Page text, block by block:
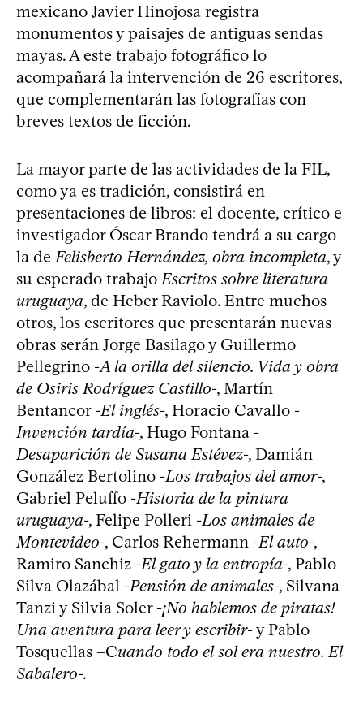
mexicano Javier Hinojosa registra
monumentos y paisajes de antiguas sendas
mayas. A este trabajo fotográfico lo
acompañará la intervención de 26 escritores,
que complementarán las fotografías con
breves textos de ficción.
La mayor parte de las actividades de la FIL,
como ya es tradición, consistirá en
presentaciones de libros: el docente, crítico e
investigador Óscar Brando tendrá a su cargo
la de Felisberto Hernández, obra incompleta, y
su esperado trabajo Escritos sobre literatura
uruguaya, de Heber Raviolo. Entre muchos
otros, los escritores que presentarán nuevas
obras serán Jorge Basilago y Guillermo
Pellegrino -A la orilla del silencio. Vida y obra
de Osiris Rodríguez Castillo-, Martín
Bentancor -El inglés-, Horacio Cavallo -
Invención tardía-, Hugo Fontana -
Desaparición de Susana Estévez-, Damián
González Bertolino -Los trabajos del amor-,
Gabriel Peluffo -Historia de la pintura
uruguaya-, Felipe Polleri -Los animales de
Montevideo-, Carlos Rehermann -El auto-,
Ramiro Sanchiz -El gato y la entropía-, Pablo
Silva Olazábal -Pensión de animales-, Silvana
Tanzi y Silvia Soler -¡No hablemos de piratas!
Una aventura para leer y escribir- y Pablo
Tosquellas –Cuando todo el sol era nuestro. El
Sabalero-.